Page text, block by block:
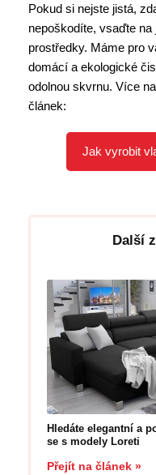
Pokud si nejste jistá,
nepoškodíte, vsaďte
prostředky. Máme pro
domácí a ekologické
odolnou skvrnu. Více
článek:
Jak vyrobit
Další
Hledáte elegantní a
se s modely Loreti
Přejít na článek »